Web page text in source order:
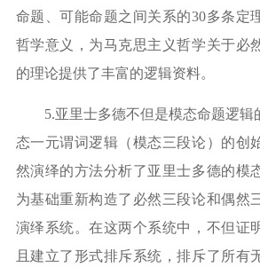
命题、可能命题之间关系的30多条定
哲学意义，为马克思主义哲学关于必
的理论提供了丰富的逻辑资料。
5.亚里士多德不但是模态命题逻辑
态一元谓词逻辑（模态三段论）的创
然演绎的方法分析了亚里士多德的模
为基础重新构造了必然三段论和偶然
演绎系统。在这两个系统中，不但证
且建立了形式排斥系统，排斥了所有